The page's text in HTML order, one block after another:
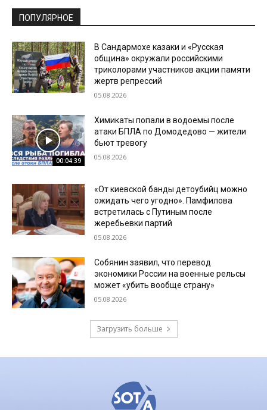
ПОПУЛЯРНОЕ
В Сандармохе казаки и «Русская
община» окружали российскими
триколорами участников акции памяти
жертв репрессий
05.08.2026
00:04:39
Химикаты попали в водоемы после
атаки БПЛА по Домодедово — жители
бьют тревогу
05.08.2026
«От киевской банды детоубийц можно
ожидать чего угодно». Памфилова
встретилась с Путиным после
жеребьевки партий
05.08.2026
Собянин заявил, что перевод
экономики России на военные рельсы
может «убить вообще страну»
05.08.2026
Загрузить больше